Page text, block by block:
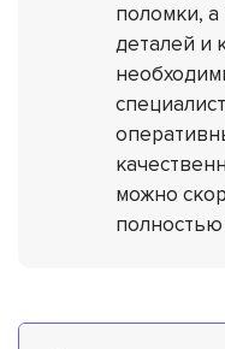
поломки, а
деталей и
можно
полностью